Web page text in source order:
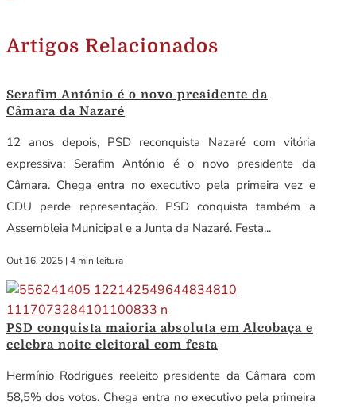
Artigos Relacionados
Serafim António é o novo presidente da
Câmara da Nazaré
12 anos depois, PSD reconquista Nazaré com vitória
expressiva: Serafim António é o novo presidente da
Câmara. Chega entra no executivo pela primeira vez e
CDU perde representação. PSD conquista também a
Assembleia Municipal e a Junta da Nazaré. Festa...
Out 16, 2025 | 4 min leitura
PSD conquista maioria absoluta em Alcobaça e
celebra noite eleitoral com festa
Hermínio Rodrigues reeleito presidente da Câmara com
58,5% dos votos. Chega entra no executivo pela primeira